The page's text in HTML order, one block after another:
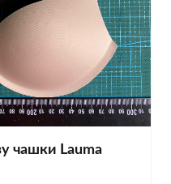
чашки Lauma